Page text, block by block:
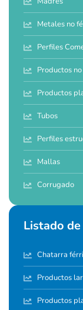
Metales no
Perfiles
Productos
Productos
Tubos
Perfiles
Mallas
Corrugado
Listado
Chatarra
Productos
Productos